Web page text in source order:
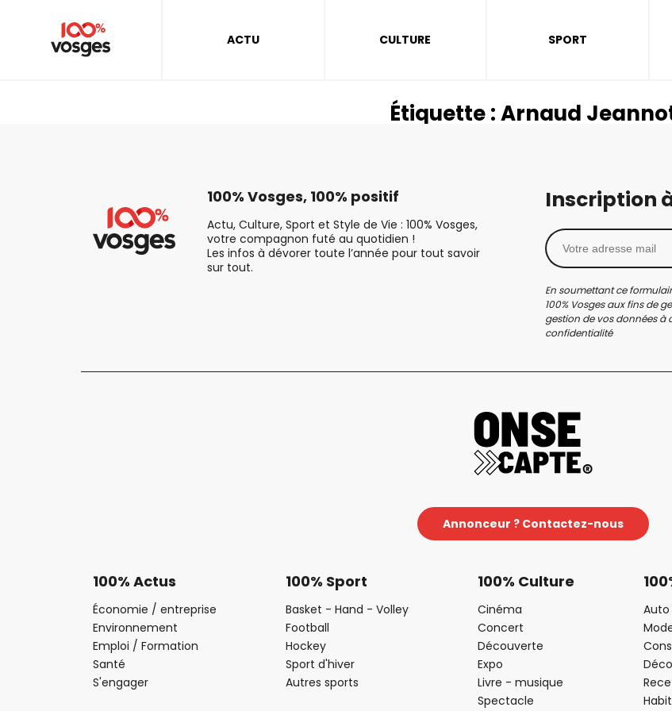
ACTU CULTURE SPORT
Étiquette :Arnaud
100% Vosges, 100% positif
Actu, Culture, Sport et Style de Vie : 100% Vosges,
votre compagnon futé au quotidien !
Les infos à dévorer toute l’année pour tout savoir
sur tout.
Inscription
En soumettant ce
100% Vosges aux fins de
gestion de vos données à
confidentialité
Annonceur ? Contactez-nous
100% Actus
Économie / entreprise
Environnement
Emploi / Formation
Santé
S'engager
100% Sport
Basket - Hand - Volley
Football
Hockey
Sport d'hiver
Autres sports
100% Culture
Cinéma
Concert
Découverte
Expo
Livre - musique
Spectacle
Auto
Déco